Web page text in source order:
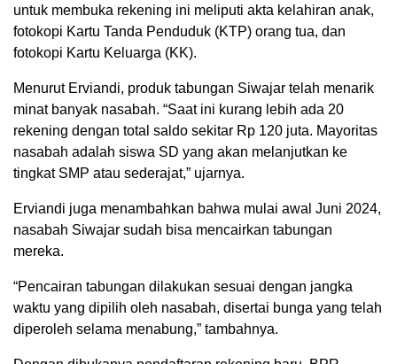
untuk membuka rekening ini meliputi akta kelahiran anak,
fotokopi Kartu Tanda Penduduk (KTP) orang tua, dan
fotokopi Kartu Keluarga (KK).
Menurut Erviandi, produk tabungan Siwajar telah menarik
minat banyak nasabah. “Saat ini kurang lebih ada 20
rekening dengan total saldo sekitar Rp 120 juta. Mayoritas
nasabah adalah siswa SD yang akan melanjutkan ke
tingkat SMP atau sederajat,” ujarnya.
Erviandi juga menambahkan bahwa mulai awal Juni 2024,
nasabah Siwajar sudah bisa mencairkan tabungan
mereka.
“Pencairan tabungan dilakukan sesuai dengan jangka
waktu yang dipilih oleh nasabah, disertai bunga yang telah
diperoleh selama menabung,” tambahnya.